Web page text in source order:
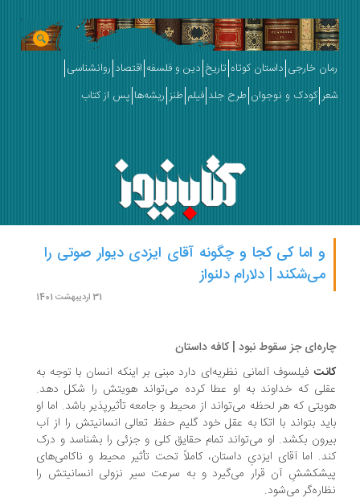
خارجی داستان کوتاه تاریخ دین و فلسفه اقتصاد روانشناسی
کودک و نوجوان طرح جلد فیلم طنز ریشه‌ها پس از کتاب
و اما کی کجا و چگونه آقای ایزدی دیوار صوتی را
می‌شکند | دلارام دلنواز
جز سقوط نبود | کافه داستان
فیلسوف آلمانی نظریه‌ای دارد مبنی بر اینکه انسان با توجه به
که خداوند به او عطا کرده می‌تواند هویتش را شکل دهد.
که هر لحظه می‌تواند از محیط و جامعه تأثیرپذیر باشد. اما او
بتواند با اتکا به عقل خود گلیم حفظ تعالی انسانیتش را از آب
بکشد. او می‌تواند تمام حقایق کلی و جزئی را بشناسد و درک
اما آقای ایزدیِ داستان، کاملاً تحت تأثیر محیط و ناکامی‌های
آن قرار می‌گیرد و به سرعت سیر نزولی انسانیتش را
می‌شود.